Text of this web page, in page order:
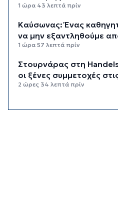
1 ώρα 43 λεπτά πρίν
Kαύσωνας: Ένας
να μην εξαντληθούμε
1 ώρα 57 λεπτά πρίν
Στουρνάρας στη
οι ξένες συμμετοχές
2 ώρες 34 λεπτά πρίν